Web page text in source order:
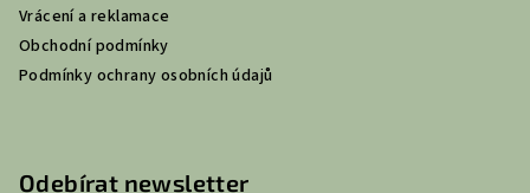
Vrácení a reklamace
Obchodní podmínky
Podmínky ochrany osobních údajů
Odebírat newsletter